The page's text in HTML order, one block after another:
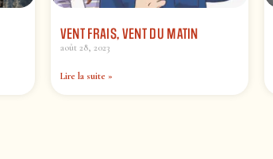
VENT FRAIS, VENT DU MATIN
août 28, 2023
Lire la suite »